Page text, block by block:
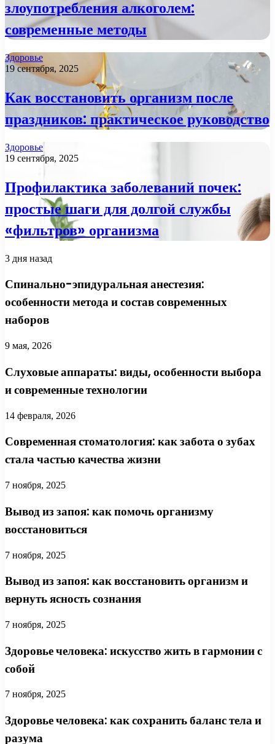
злоупотребления алкоголем:
современные методы
Здоровье
19 сентября, 2025
Как восстановить организм после
праздников: практическое руководство
Здоровье
19 сентября, 2025
Профилактика заболеваний почек:
простые шаги для долгой службы
«фильтров» организма
3 дня назад
Спинально-эпидуральная анестезия:
особенности метода и состав современных
наборов
9 мая, 2026
Слуховые аппараты: виды, особенности выбора
и современные технологии
14 февраля, 2026
Современная стоматология: как забота о зубах
стала частью качества жизни
7 ноября, 2025
Вывод из запоя: как помочь организму
восстановиться
7 ноября, 2025
Вывод из запоя: как восстановить организм и
вернуть ясность сознания
7 ноября, 2025
Здоровье человека: искусство жить в гармонии с
собой
7 ноября, 2025
Здоровье человека: как сохранить баланс тела и
разума